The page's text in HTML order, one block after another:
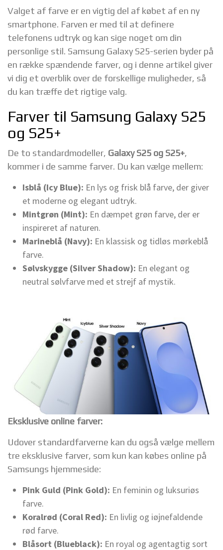
Valget af farve er en vigtig del af købet af en ny
smartphone. Farven er med til at definere
telefonens udtryk og kan sige noget om din
personlige stil. Samsung Galaxy S25-serien byder på
en række spændende farver, og i denne artikel giver
vi dig et overblik over de forskellige muligheder, så
du kan træffe det rigtige valg.
Farver til Samsung Galaxy S25
og S25+
De to standardmodeller, Galaxy S25 og S25+,
kommer i de samme farver. Du kan vælge mellem:
Isblå (Icy Blue): En lys og frisk blå farve, der giver
et moderne og elegant udtryk.
Mintgrøn (Mint): En dæmpet grøn farve, der er
inspireret af naturen.
Marineblå (Navy): En klassisk og tidløs mørkeblå
farve.
Sølvskygge (Silver Shadow): En elegant og
neutral sølvfarve med et strejf af mystik.
Eksklusive online farver:
Udover standardfarverne kan du også vælge mellem
tre eksklusive farver, som kun kan købes online på
Samsungs hjemmeside:
Pink Guld (Pink Gold): En feminin og luksuriøs
farve.
Koralrød (Coral Red): En livlig og iøjnefaldende
rød farve.
Blåsort (Blueblack): En royal og agentagtig sort